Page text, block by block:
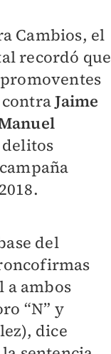
Cambios, el
recordó que
contraJaime
del
a ambos
“N” y
dice